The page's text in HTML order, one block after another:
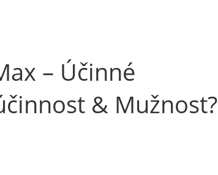
– Účinné
& Mužnost?